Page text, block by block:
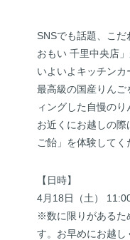
SNSでも話題、こ
おもい 千里中央店」
いよいよキッチンカ
最高級の国産りん
ィングした自慢のり
お近くにお越しの
ご飴」を体験してく
【日時】
4月18日（土）
※数に限りがあるた
す。お早めにお越し